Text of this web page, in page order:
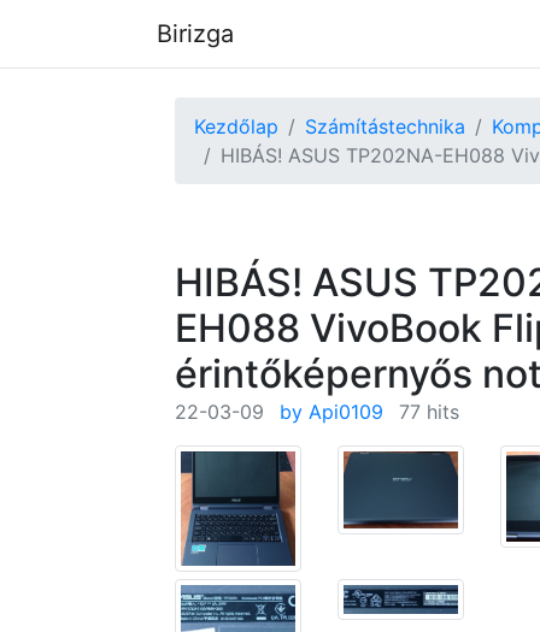
Birizga
Kezdőlap Számítástechnika
HIBÁS! ASUS TP202NA-EH088
HIBÁS! ASUS
EH088 VivoBook
érintőképernyős
22-03-09 by Api0109 77 hits